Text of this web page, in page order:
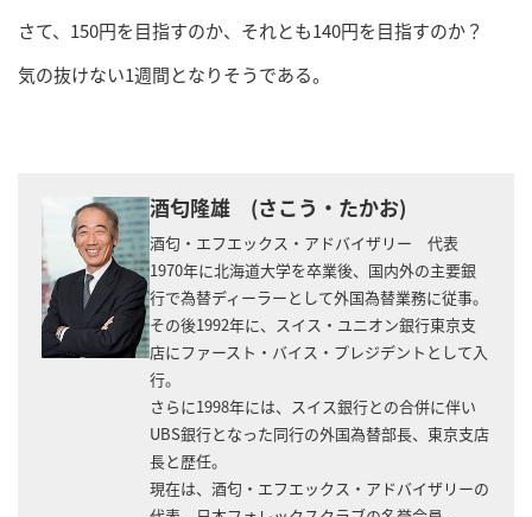
さて、150円を目指すのか、それとも140円を目指すのか？
気の抜けない1週間となりそうである。
酒匂隆雄 (さこう・たかお)
酒匂・エフエックス・アドバイザリー 代表
1970年に北海道大学を卒業後、国内外の主要銀
行で為替ディーラーとして外国為替業務に従事。
その後1992年に、スイス・ユニオン銀行東京支
店にファースト・バイス・プレジデントとして入
行。
さらに1998年には、スイス銀行との合併に伴い
UBS銀行となった同行の外国為替部長、東京支店
長と歴任。
現在は、酒匂・エフエックス・アドバイザリーの